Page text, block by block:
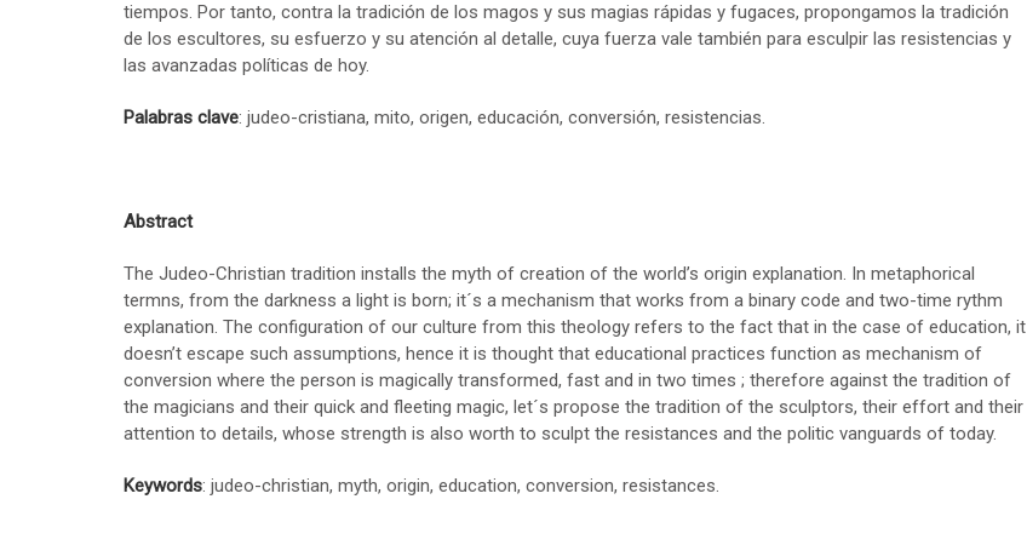
tiempos. Por tanto, contra la tradición de los magos y sus magias rápidas y fugaces, propongamos la tradición
de los escultores, su esfuerzo y su atención al detalle, cuya fuerza vale también para esculpir las resistencias y
las avanzadas políticas de hoy.
Palabras clave: judeo-cristiana, mito, origen, educación, conversión, resistencias.
Abstract
The Judeo-Christian tradition installs the myth of creation of the world’s origin explanation. In metaphorical
termns, from the darkness a light is born; it´s a mechanism that works from a binary code and two-time rythm
explanation. The configuration of our culture from this theology refers to the fact that in the case of education, it
doesn’t escape such assumptions, hence it is thought that educational practices function as mechanism of
conversion where the person is magically transformed, fast and in two times ; therefore against the tradition of
the magicians and their quick and fleeting magic, let´s propose the tradition of the sculptors, their effort and their
attention to details, whose strength is also worth to sculpt the resistances and the politic vanguards of today.
Keywords: judeo-christian, myth, origin, education, conversion, resistances.